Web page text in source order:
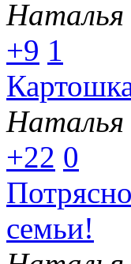
Наталья
+9 1
Наталья
+22 0
семьи!